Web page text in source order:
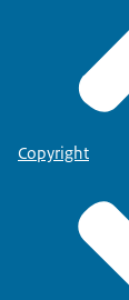
Copyright